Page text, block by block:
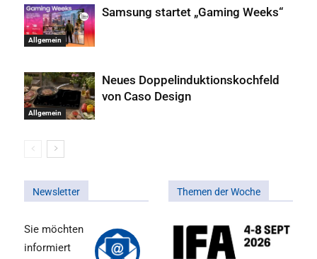
Allgemein
Samsung startet „Gaming Weeks“
Allgemein
Neues Doppelinduktionskochfeld
von Caso Design
Newsletter
Sie möchten
informiert
Themen der Woche